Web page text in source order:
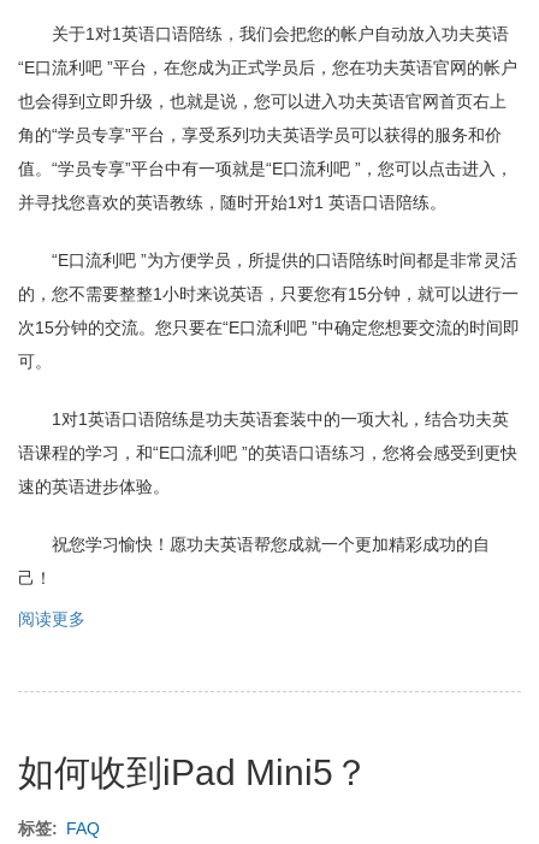
关于1对1英语口语陪练，我们会把您的帐户自动放入功夫英语
“E口流利吧 ”平台，在您成为正式学员后，您在功夫英语官网的帐户
也会得到立即升级，也就是说，您可以进入功夫英语官网首页右上
角的“学员专享”平台，享受系列功夫英语学员可以获得的服务和价
值。“学员专享”平台中有一项就是“E口流利吧 ”，您可以点击进入，
并寻找您喜欢的英语教练，随时开始1对1 英语口语陪练。
“E口流利吧 ”为方便学员，所提供的口语陪练时间都是非常灵活
的，您不需要整整1小时来说英语，只要您有15分钟，就可以进行一
次15分钟的交流。您只要在“E口流利吧 ”中确定您想要交流的时间即
可。
1对1英语口语陪练是功夫英语套装中的一项大礼，结合功夫英
语课程的学习，和“E口流利吧 ”的英语口语练习，您将会感受到更快
速的英语进步体验。
祝您学习愉快！愿功夫英语帮您成就一个更加精彩成功的自
己！
阅读更多
送
语
口
课
如何收到iPad Mini5？
标签 FAQ